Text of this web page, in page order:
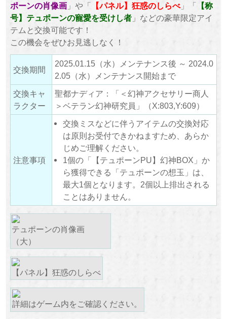
ポーンの肖像画」や「 【パネル】狂惑のしらべ」「 【称
号】テュポーンの寵愛を受けし者」などの豪華限定アイ
テムと交換可能です！
この機会をぜひお見逃しなく！
交換期間
2025.01.15（水）メンテナンス後 ～ 2024.0
2.05（水）メンテナンス開始まで
交換キャ
ラクター
聖都ナディア：「＜幻神アクセサリー商人
＞ベテラン幻神研究員」（X:803,Y:609）
注意事項
交換ミスなどに伴うアイテムの交換対応
は原則お受付できかねますため、あらか
じめご理解ください。
1個の「【テュポーンPU】幻神BOX」か
ら獲得できる「テュポーンの想玉」は、
最大1個となります。2個以上排出される
ことはありません。
テュポーンの肖像画
（大）
【パネル】狂惑のしらべ
詳細はゲーム内をご確認ください。